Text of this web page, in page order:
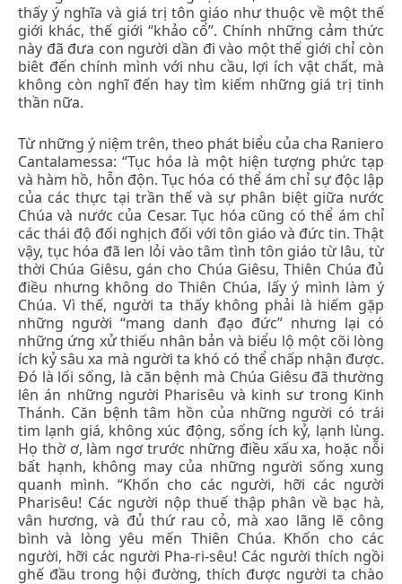
thấy ý nghĩa và giá trị tôn giáo như thuộc về một thế
giới khác, thế giới “khảo cổ”. Chính những cảm thức
này đã đưa con người dần đi vào một thế giới chỉ còn
biêt đến chính mình với nhu cầu, lợi ích vật chất, mà
không còn nghĩ đến hay tìm kiếm những giá trị tinh
thần nữa.
Từ những ý niệm trên, theo phát biểu của cha Raniero
Cantalamessa: “Tục hóa là một hiện tượng phức tạp
và hàm hồ, hỗn độn. Tục hóa có thể ám chỉ sự độc lập
của các thực tại trần thế và sự phân biệt giữa nước
Chúa và nước của Cesar. Tục hóa cũng có thể ám chỉ
các thái độ đối nghịch đối với tôn giáo và đức tin. Thật
vậy, tục hóa đã len lỏi vào tâm tình tôn giáo từ lâu, từ
thời Chúa Giêsu, gán cho Chúa Giêsu, Thiên Chúa đủ
điều nhưng không do Thiên Chúa, lấy ý mình làm ý
Chúa. Vì thế, người ta thấy không phải là hiếm gặp
những người “mang danh đạo đức” nhưng lại có
những ứng xử thiếu nhân bản và biểu lộ một cõi lòng
ích kỷ sâu xa mà người ta khó có thể chấp nhận được.
Đó là lối sống, là căn bệnh mà Chúa Giêsu đã thường
lên án những người Pharisêu và kinh sư trong Kinh
Thánh. Căn bệnh tâm hồn của những người có trái
tim lạnh giá, không xúc động, sống ích kỷ, lạnh lùng.
Họ thờ ơ, làm ngơ trước những điều xấu xa, hoặc nỗi
bất hạnh, không may của những người sống xung
quanh mình. “Khốn cho các người, hỡi các người
Pharisêu! Các người nộp thuế thập phân về bạc hà,
vân hương, và đủ thứ rau cỏ, mà xao lãng lẽ công
bình và lòng yêu mến Thiên Chúa. Khốn cho các
người, hỡi các người Pha-ri-sêu! Các người thích ngồi
ghế đầu trong hội đường, thích được người ta chào